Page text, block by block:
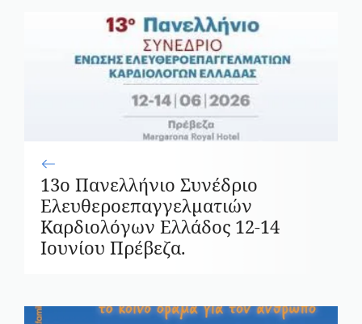
13ο Πανελλήνιο Συνέδριο
Ελευθεροεπαγγελματιών
Καρδιολόγων Ελλάδος 12-14
Ιουνίου Πρέβεζα.